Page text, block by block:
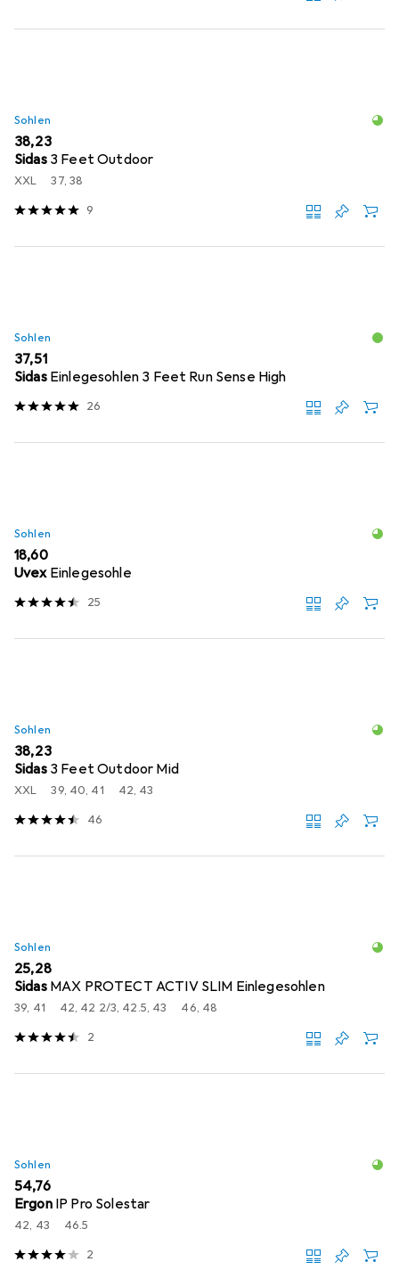
Sohlen
EUR
38,23
Sidas 3 Feet Outdoor
XXL 37, 38
9
Sohlen
EUR
37,51
Sidas Einlegesohlen 3 Feet Run Sense High
26
Sohlen
EUR
18,60
Uvex Einlegesohle
25
Sohlen
EUR
38,23
Sidas 3 Feet Outdoor Mid
XXL 39, 40, 41 42, 43
46
Sohlen
EUR
25,28
Sidas MAX PROTECT ACTIV SLIM Einlegesohlen
39, 41 42, 42 2/3, 42.5, 43 46, 48
2
Sohlen
EUR
54,76
Ergon IP Pro Solestar
42, 43 46.5
2